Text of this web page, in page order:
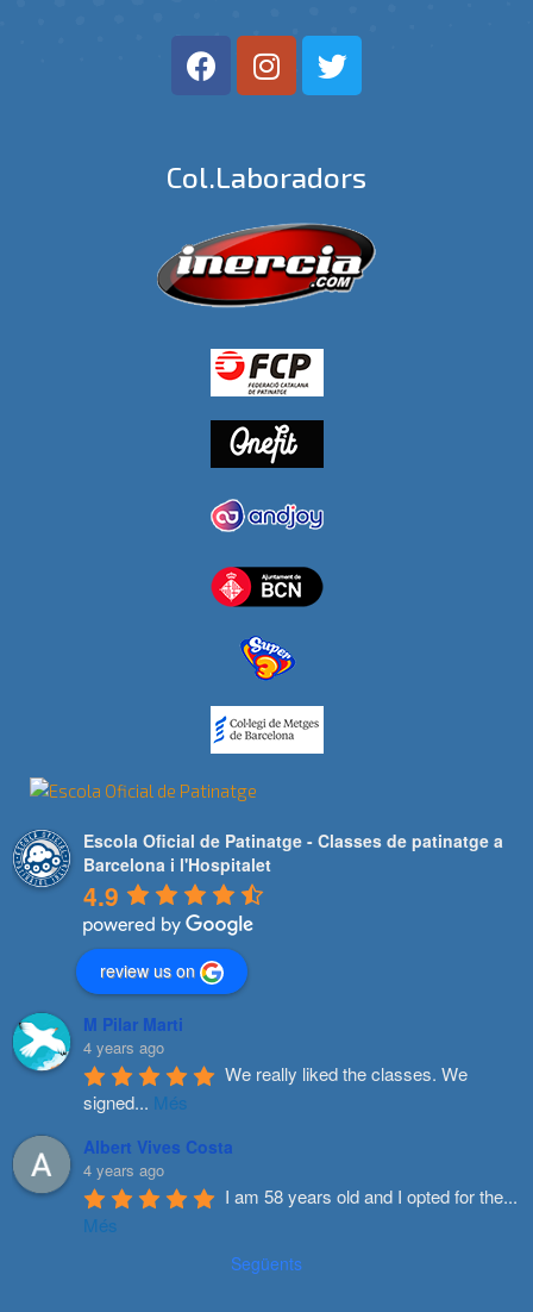
Col.laboradors
Escola Oficial de Patinatge - Classes de patinatge a
Barcelona i l'Hospitalet
4.9
review us on
M Pilar Marti
4 years ago
We really liked the classes. We
signed... Més
Albert Vives Costa
4 years ago
I am 58 years old and I opted for the...
Més
Següents